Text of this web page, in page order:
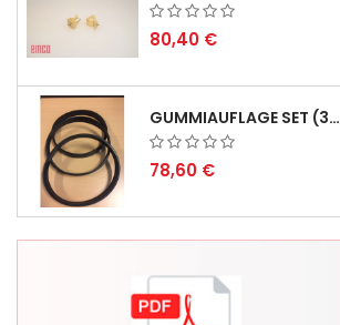
80,40 €
GUMMIAUFLAGE SET (3STÜCK) FÜR EMCO SWING UND BS 3 - LIEFERVERZÖGERUNG AUGUST 2026
78,60 €